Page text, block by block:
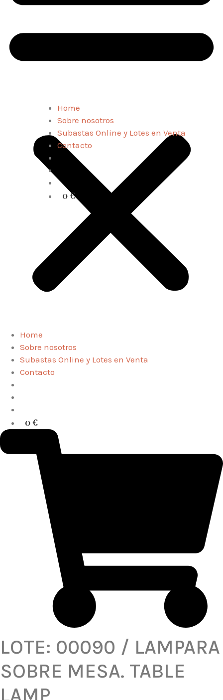
Home
Sobre nosotros
Subastas Online y Lotes en Venta
Contacto
0 €
Home
Sobre nosotros
Subastas Online y Lotes en Venta
Contacto
0 €
LOTE: 00090 / LAMPARA
SOBRE MESA. TABLE
LAMP